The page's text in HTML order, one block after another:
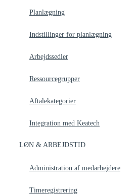
Planlægning
Indstillinger for planlægning
Arbejdssedler
Ressourcegrupper
Aftalekategorier
Integration med Keatech
LØN & ARBEJDSTID
Administration af medarbejdere
Timeregistrering